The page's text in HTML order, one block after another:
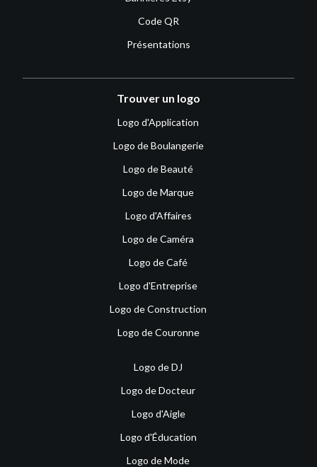
Code QR
Présentations
Trouver un logo
Logo d'Application
Logo de Boulangerie
Logo de Beauté
Logo de Marque
Logo d'Affaires
Logo de Caméra
Logo de Café
Logo d'Entreprise
Logo de Construction
Logo de Couronne
Logo de DJ
Logo de Docteur
Logo d'Aigle
Logo d'Éducation
Logo de Mode